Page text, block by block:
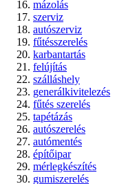
mázolás
szerviz
autószerviz
fűtésszerelés
karbantartás
felújítás
szálláshely
generálkivitelezés
fűtés szerelés
tapétázás
autószerelés
autómentés
építőipar
mérlegkészítés
gumiszerelés